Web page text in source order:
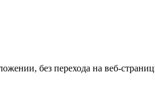
без перехода на веб-